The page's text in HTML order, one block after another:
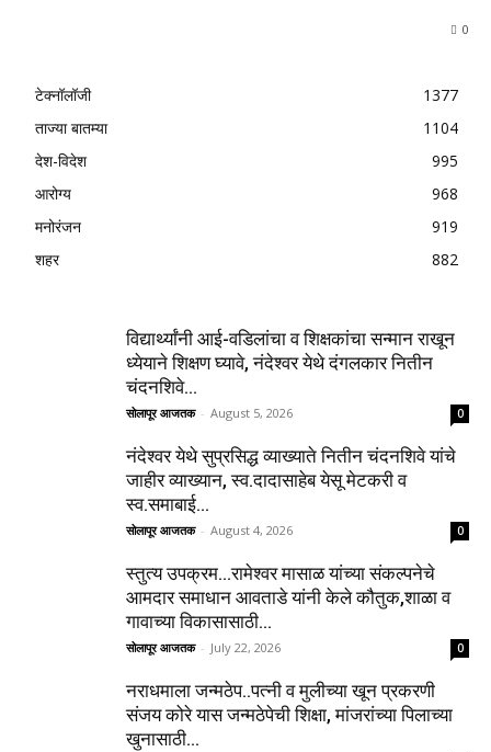
0
टेक्नॉलॉजी
1377
ताज्या बातम्या
1104
देश-विदेश
995
आरोग्य
968
मनोरंजन
919
शहर
882
विद्यार्थ्यांनी आई-वडिलांचा व शिक्षकांचा सन्मान राखून
ध्येयाने शिक्षण घ्यावे, नंदेश्वर येथे दंगलकार नितीन
चंदनशिवे...
सोलापूर आजतक - August 5, 2026 0
नंदेश्वर येथे सुप्रसिद्ध व्याख्याते नितीन चंदनशिवे यांचे
जाहीर व्याख्यान, स्व.दादासाहेब येसू मेटकरी व
स्व.समाबाई...
सोलापूर आजतक - August 4, 2026 0
स्तुत्य उपक्रम…रामेश्वर मासाळ यांच्या संकल्पनेचे
आमदार समाधान आवताडे यांनी केले कौतुक,शाळा व
गावाच्या विकासासाठी...
सोलापूर आजतक - July 22, 2026 0
नराधमाला जन्मठेप..पत्नी व मुलीच्या खून प्रकरणी
संजय कोरे यास जन्मठेपेची शिक्षा, मांजरांच्या पिलाच्या
खुनासाठी...